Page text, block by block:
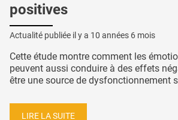
positives
Actualité publiée il y a 10 années 6 mois
Cette étude montre comment les
peuvent aussi conduire à des effets
être une source de dysfonctionnement
LIRE LA SUITE